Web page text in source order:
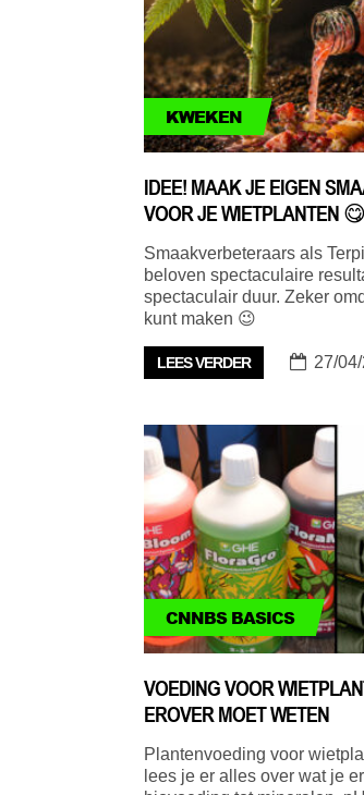
KWEKEN
IDEE! MAAK JE EIGEN
VOOR JE WIETPLANTEN 😋
Smaakverbeteraars als
beloven spectaculaire
spectaculair duur. Zeker
kunt maken 😉
LEES VERDER 27/
CNNBS BASICS
VOEDING VOOR
EROVER MOET WETEN
Plantenvoeding voor
lees je er alles over wat je